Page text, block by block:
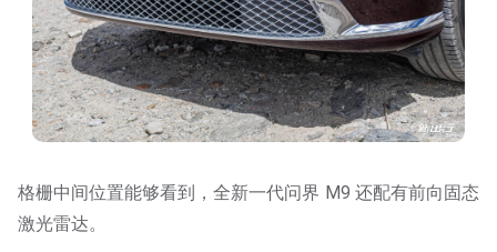
格栅中间位置能够看到，全新一代问界 M9 还配有前向固态
激光雷达。